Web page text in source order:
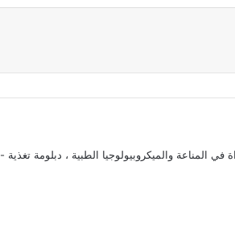
المناعة والميكروبيولوجيا الطبية ، دبلومة تغذية -